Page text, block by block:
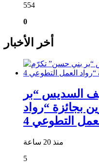
554
0
أخر الأخبار
السديس “بر
بجائزة “رواد
منذ 20 ساعة
5